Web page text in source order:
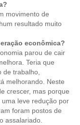
movimento de
resultado muito
econômica?
parou de cair
Teria que
de trabalho,
melhorando. Neste
crescer, mas porque
leve redução por
foram postos de
assalariado.